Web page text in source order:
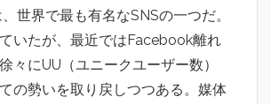
世界で最も有名なSNSの一つだ。
いたが、最近ではFacebook離れ
々にUU（ユニークユーザー数）
の勢いを取り戻しつつある。媒体